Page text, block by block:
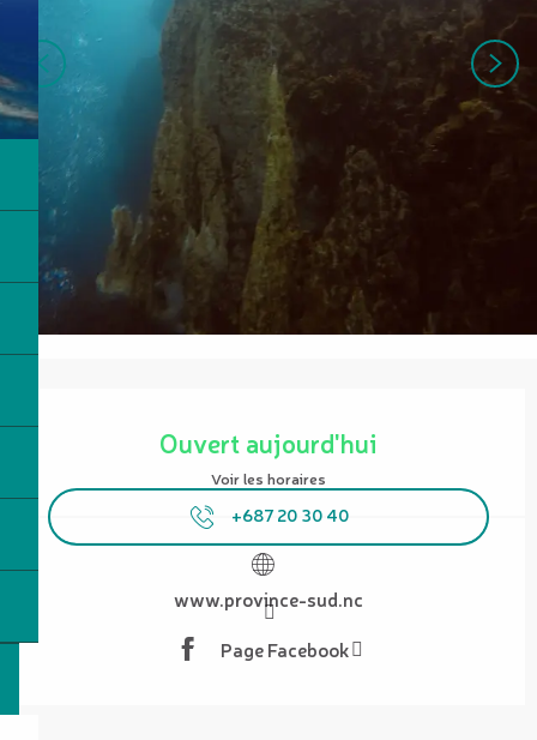
Ouvert aujourd'hui
Voir les horaires
+687 20 30 40
www.province-sud.nc
Page Facebook